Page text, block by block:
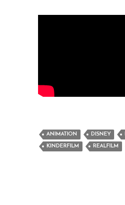
ANIMATION DISNEY
KINDERFILM REALFILM